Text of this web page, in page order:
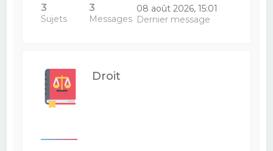
3
Sujets
3
Messages
08 août 2026, 15:01
Dernier message
Droit